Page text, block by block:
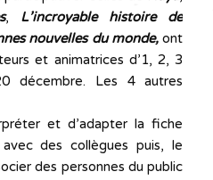
, L’incroyable histoire de
nouvelles du monde,ont
et animatrices d’1, 2, 3
décembre. Les 4 autres
et d’adapter la fiche
des collègues puis, le
des personnes du public